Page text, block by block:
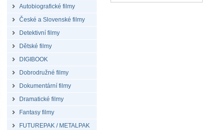
Autobiografické filmy
České a Slovenské filmy
Detektivní filmy
Dětské filmy
DIGIBOOK
Dobrodružné filmy
Dokumentární filmy
Dramatické filmy
Fantasy filmy
FUTUREPAK / METALPAK